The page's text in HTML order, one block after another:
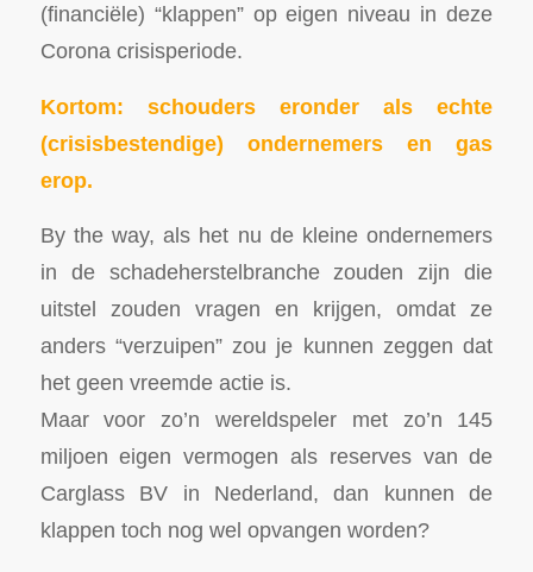
(financiële) “klappen” op eigen niveau in deze
Corona crisisperiode.
Kortom: schouders eronder als echte
(crisisbestendige) ondernemers en gas
erop.
By the way, als het nu de kleine ondernemers
in de schadeherstelbranche zouden zijn die
uitstel zouden vragen en krijgen, omdat ze
anders “verzuipen” zou je kunnen zeggen dat
het geen vreemde actie is.
Maar voor zo’n wereldspeler met zo’n 145
miljoen eigen vermogen als reserves van de
Carglass BV in Nederland, dan kunnen de
klappen toch nog wel opvangen worden?